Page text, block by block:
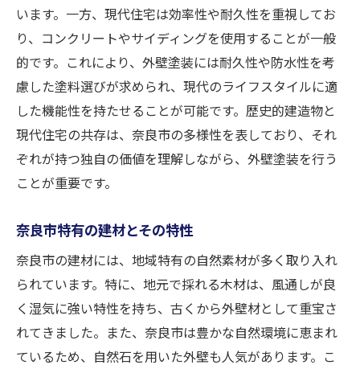
います。一方、現代住宅は効率性や耐久性を重視してお
り、コンクリートやサイディングを使用することが一般
的です。これにより、外壁塗装には耐久性や防水性を考
慮した塗料選びが求められ、現代のライフスタイルに適
した機能性を持たせることが可能です。歴史的建造物と
現代住宅の共存は、奈良市の多様性を表しており、それ
ぞれが持つ独自の価値を理解しながら、外壁塗装を行う
ことが重要です。
奈良市特有の建材とその特性
奈良市の建材には、地域特有の自然素材が多く取り入れ
られています。特に、地元で採れる木材は、風通しが良
く湿気に強い特性を持ち、古くから外壁材として重宝さ
れてきました。また、奈良市は豊かな自然環境に恵まれ
ているため、自然石を用いた外壁も人気があります。こ